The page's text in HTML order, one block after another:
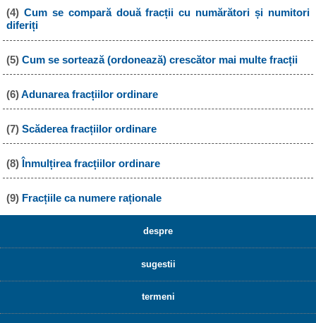
(4) Cum se compară două fracții cu numărători și numitori
diferiți
(5) Cum se sortează (ordonează) crescător mai multe fracții
(6)Adunarea fracțiilor ordinare
(7) Scăderea fracțiilor ordinare
(8) Înmulțirea fracțiilor ordinare
(9) Fracțiile ca numere raționale
despre
sugestii
termeni